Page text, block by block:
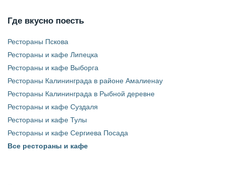
Где вкусно поесть
Рестораны Пскова
Рестораны и кафе Липецка
Рестораны и кафе Выборга
Рестораны Калининграда в районе Амалиенау
Рестораны Калининграда в Рыбной деревне
Рестораны и кафе Суздаля
Рестораны и кафе Тулы
Рестораны и кафе Сергиева Посада
Все рестораны и кафе